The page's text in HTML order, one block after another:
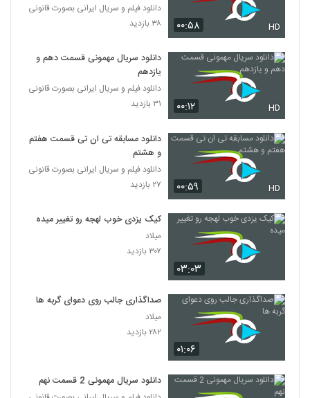
۰۰:۵۸ HD
دانلود فیلم و سریال ایرانی بصورت قانونی
۳۸ بازدید
۰۰:۱۲ HD
دانلود سریال مهمونی قسمت دهم و
یازدهم
دانلود فیلم و سریال ایرانی بصورت قانونی
۳۱ بازدید
۰۰:۵۹ HD
دانلود مسابقه تی ان تی قسمت هفتم
و هشتم
دانلود فیلم و سریال ایرانی بصورت قانونی
۲۷ بازدید
۰۳:۰۳
کیک یزدی خوب لهجه رو تغییر میده
میلاد
۳۰۷ بازدید
۰۱:۰۶
صداگذاری جالب روی دعوای گربه ها
میلاد
۲۸۲ بازدید
دانلود سریال مهمونی 2 قسمت نهم